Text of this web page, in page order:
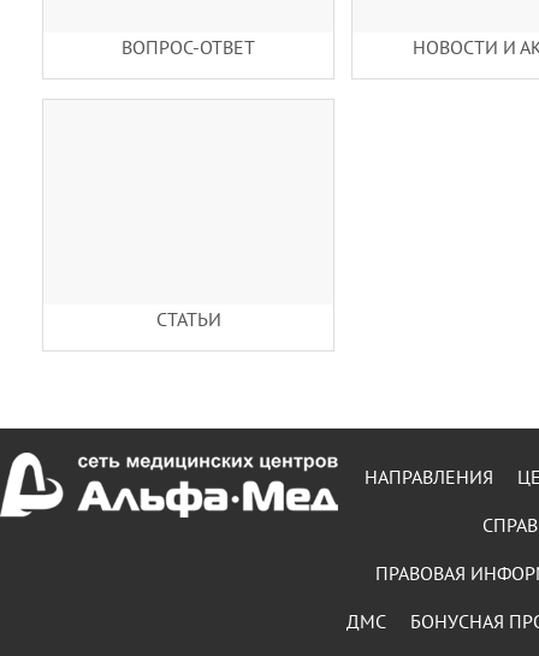
ВОПРОС-ОТВЕТ НОВОСТИ И
СТАТЬИ
НАПРАВЛЕНИЯ
ПРАВОВАЯ
БОНУСНАЯ
ДМС